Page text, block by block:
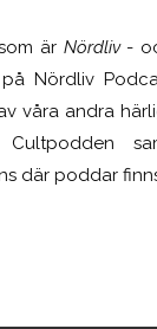
är Nördliv-
Nördliv
våra andra
där poddar